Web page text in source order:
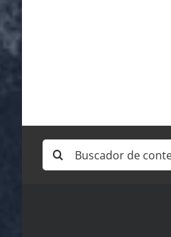
Buscar: